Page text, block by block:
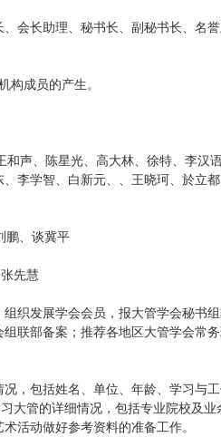
会长助理、秘书长、副秘书长、名
构成员的产生。
声、陈星光、高大林、徐特、李汉
李学智、白新元、、王晓珂、於立都
鹏、谈冀平
先慧
织发展学会会员，报大管学会秘书
联部备案；推荐各地区大管学会常
，包括姓名、单位、年龄、学习与
大管的详细情况，包括专业院校及业
活动做好参考资料的准备工作。